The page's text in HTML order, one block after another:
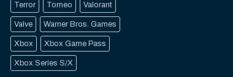
Terror Torneo Valorant
Valve Warner Bros. Games
Xbox Xbox Game Pass
Xbox Series S/X